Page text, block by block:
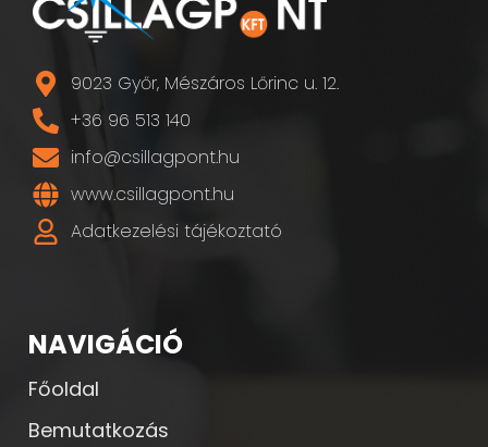
9023 Győr, Mészáros Lőrinc u. 12.
+36 96 513 140
info@csillagpont.hu
www.csillagpont.hu
Adatkezelési tájékoztató
NAVIGÁCIÓ
Főoldal
Bemutatkozás